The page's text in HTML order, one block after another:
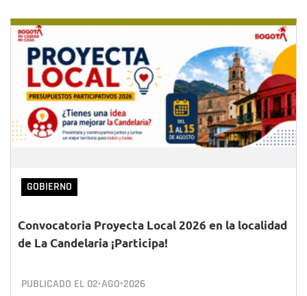
GOBIERNO
Convocatoria Proyecta Local 2026 en la localidad
de La Candelaria ¡Participa!
PUBLICADO EL 02•AGO•2026